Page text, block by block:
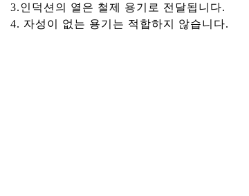
3.인덕션의 열은 철제 용기로 전달됩니다.
4. 자성이 없는 용기는 적합하지 않습니다.